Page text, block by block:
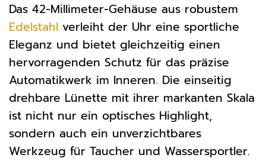
Das 42-Millimeter-Gehäuse aus robustem
Edelstahl verleiht der Uhr eine sportliche
Eleganz und bietet gleichzeitig einen
hervorragenden Schutz für das präzise
Automatikwerk im Inneren. Die einseitig
drehbare Lünette mit ihrer markanten Skala
ist nicht nur ein optisches Highlight,
sondern auch ein unverzichtbares
Werkzeug für Taucher und Wassersportler.